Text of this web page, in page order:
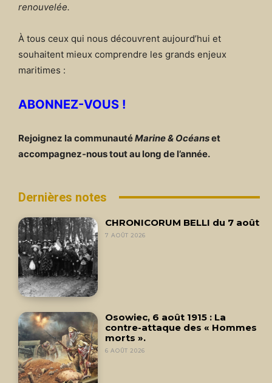
renouvelée.
À tous ceux qui nous découvrent aujourd’hui et
souhaitent mieux comprendre les grands enjeux
maritimes :
ABONNEZ-VOUS !
Rejoignez la communautéMarine & Océanset
accompagnez-nous tout au long de l’année.
Dernières notes
CHRONICORUM BELLI du 7 août
7 AOÛT 2026
Osowiec, 6 août 1915 : La
contre-attaque des « Hommes
morts ».
6 AOÛT 2026